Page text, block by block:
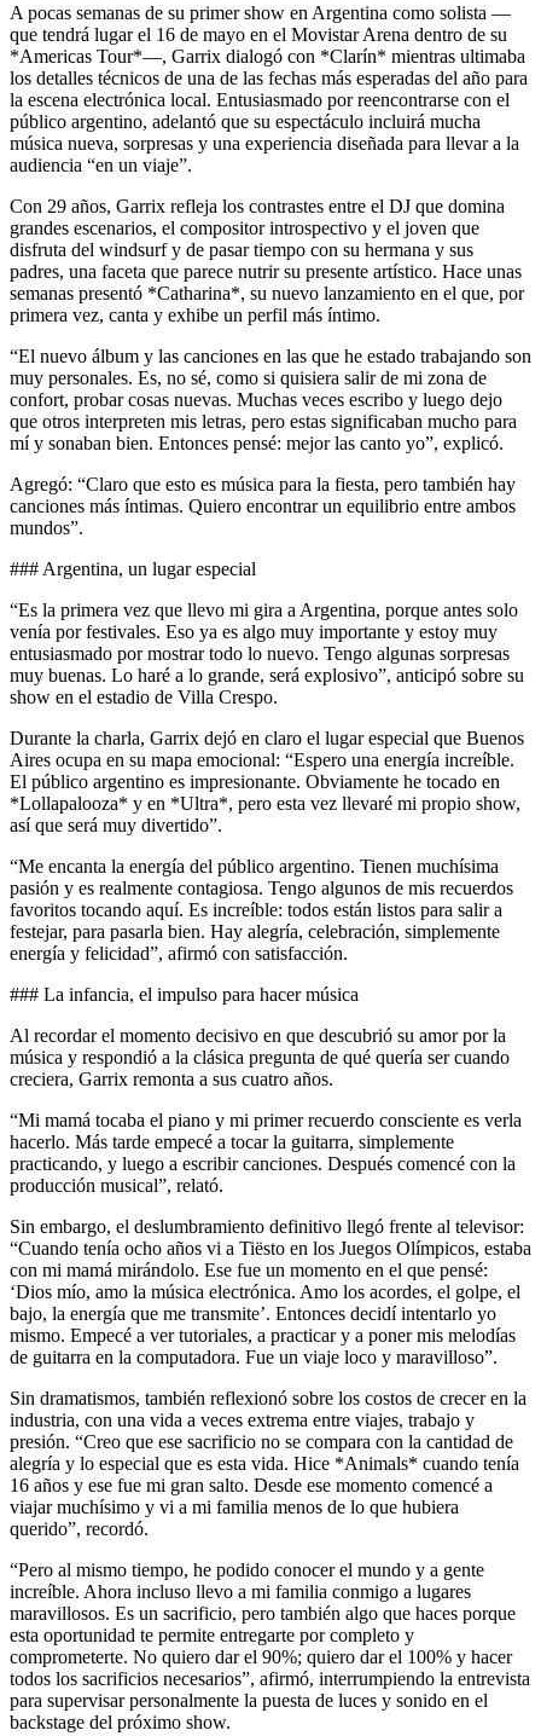
A pocas semanas de su primer show en Argentina como solista —
que tendrá lugar el 16 de mayo en el Movistar Arena dentro de su
*Americas Tour*—, Garrix dialogó con *Clarín* mientras ultimaba
los detalles técnicos de una de las fechas más esperadas del año para
la escena electrónica local. Entusiasmado por reencontrarse con el
público argentino, adelantó que su espectáculo incluirá mucha
música nueva, sorpresas y una experiencia diseñada para llevar a la
audiencia “en un viaje”.
Con 29 años, Garrix refleja los contrastes entre el DJ que domina
grandes escenarios, el compositor introspectivo y el joven que
disfruta del windsurf y de pasar tiempo con su hermana y sus
padres, una faceta que parece nutrir su presente artístico. Hace unas
semanas presentó *Catharina*, su nuevo lanzamiento en el que, por
primera vez, canta y exhibe un perfil más íntimo.
“El nuevo álbum y las canciones en las que he estado trabajando son
muy personales. Es, no sé, como si quisiera salir de mi zona de
confort, probar cosas nuevas. Muchas veces escribo y luego dejo
que otros interpreten mis letras, pero estas significaban mucho para
mí y sonaban bien. Entonces pensé: mejor las canto yo”, explicó.
Agregó: “Claro que esto es música para la fiesta, pero también hay
canciones más íntimas. Quiero encontrar un equilibrio entre ambos
mundos”.
### Argentina, un lugar especial
“Es la primera vez que llevo mi gira a Argentina, porque antes solo
venía por festivales. Eso ya es algo muy importante y estoy muy
entusiasmado por mostrar todo lo nuevo. Tengo algunas sorpresas
muy buenas. Lo haré a lo grande, será explosivo”, anticipó sobre su
show en el estadio de Villa Crespo.
Durante la charla, Garrix dejó en claro el lugar especial que Buenos
Aires ocupa en su mapa emocional: “Espero una energía increíble.
El público argentino es impresionante. Obviamente he tocado en
*Lollapalooza* y en *Ultra*, pero esta vez llevaré mi propio show,
así que será muy divertido”.
“Me encanta la energía del público argentino. Tienen muchísima
pasión y es realmente contagiosa. Tengo algunos de mis recuerdos
favoritos tocando aquí. Es increíble: todos están listos para salir a
festejar, para pasarla bien. Hay alegría, celebración, simplemente
energía y felicidad”, afirmó con satisfacción.
### La infancia, el impulso para hacer música
Al recordar el momento decisivo en que descubrió su amor por la
música y respondió a la clásica pregunta de qué quería ser cuando
creciera, Garrix remonta a sus cuatro años.
“Mi mamá tocaba el piano y mi primer recuerdo consciente es verla
hacerlo. Más tarde empecé a tocar la guitarra, simplemente
practicando, y luego a escribir canciones. Después comencé con la
producción musical”, relató.
Sin embargo, el deslumbramiento definitivo llegó frente al televisor:
“Cuando tenía ocho años vi a Tiësto en los Juegos Olímpicos, estaba
con mi mamá mirándolo. Ese fue un momento en el que pensé:
‘Dios mío, amo la música electrónica. Amo los acordes, el golpe, el
bajo, la energía que me transmite’. Entonces decidí intentarlo yo
mismo. Empecé a ver tutoriales, a practicar y a poner mis melodías
de guitarra en la computadora. Fue un viaje loco y maravilloso”.
Sin dramatismos, también reflexionó sobre los costos de crecer en la
industria, con una vida a veces extrema entre viajes, trabajo y
presión. “Creo que ese sacrificio no se compara con la cantidad de
alegría y lo especial que es esta vida. Hice *Animals* cuando tenía
16 años y ese fue mi gran salto. Desde ese momento comencé a
viajar muchísimo y vi a mi familia menos de lo que hubiera
querido”, recordó.
“Pero al mismo tiempo, he podido conocer el mundo y a gente
increíble. Ahora incluso llevo a mi familia conmigo a lugares
maravillosos. Es un sacrificio, pero también algo que haces porque
esta oportunidad te permite entregarte por completo y
comprometerte. No quiero dar el 90%; quiero dar el 100% y hacer
todos los sacrificios necesarios”, afirmó, interrumpiendo la entrevista
para supervisar personalmente la puesta de luces y sonido en el
backstage del próximo show.